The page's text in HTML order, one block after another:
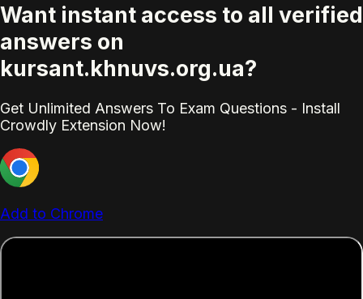
Want instant access to all verified
answers on
kursant.khnuvs.org.ua?
Get Unlimited Answers To Exam Questions - Install
Crowdly Extension Now!
Add to Chrome